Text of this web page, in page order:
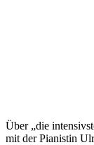
Über „die
mit der Pianistin